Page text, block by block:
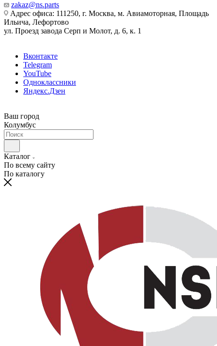
zakaz@ns.parts
Адрес офиса: 111250, г. Москва, м. Авиамоторная, Площадь
Ильича, Лефортово
ул. Проезд завода Серп и Молот, д. 6, к. 1
Вконтакте
Telegram
YouTube
Одноклассники
Яндекс.Дзен
Ваш город
Колумбус
Каталог
По всему сайту
По каталогу